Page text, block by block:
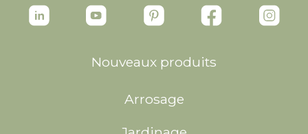
Nouveaux produits
Arrosage